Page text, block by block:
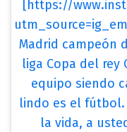
[https://
Madrid campeón
liga Copa del rey
equipo siendo
lindo es el fútbol.
la vida, a